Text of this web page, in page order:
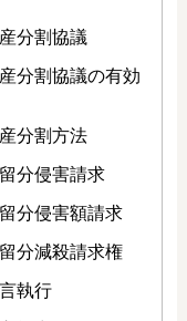
分割協議
分割協議の有効
分割方法
分侵害請求
分侵害額請求
分減殺請求権
執行